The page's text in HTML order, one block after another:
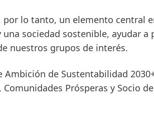
por lo tanto, un elemento central
una sociedad sostenible, ayudar
nuestros grupos de interés.
Ambición de Sustentabilidad
, Comunidades Prósperas y Socio